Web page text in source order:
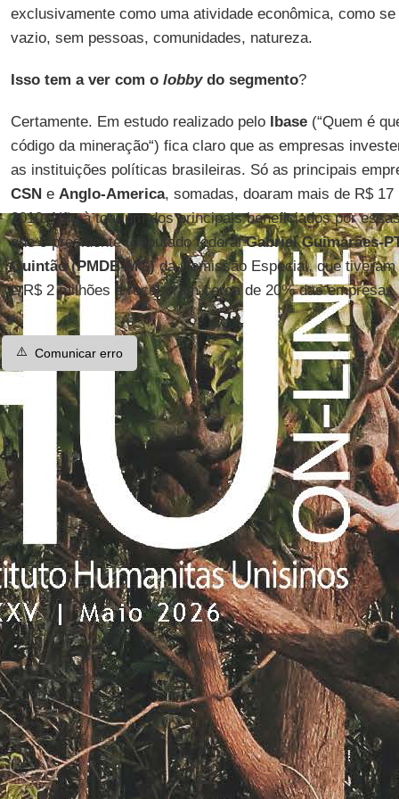
exclusivamente como uma atividade econômica, como
vazio, sem pessoas, comunidades, natureza.
Isso tem a ver com o lobbydo segmento?
Certamente. Em estudo realizado pelo Ibase(“Quem é
código da mineração“) fica claro que as empresas
as instituições políticas brasileiras. Só as principais
CSNe Anglo-America, somadas, doaram mais de R$
2010. Não à toa, um dos principais beneficiados por
que o presidente (deputado federalGabriel Guimarães-
Quintão (PMDB-MG)da Comissão Especial, que
e R$ 2 milhões e receberam cerca de 20% das empresas
⚠️ Comunicar erro